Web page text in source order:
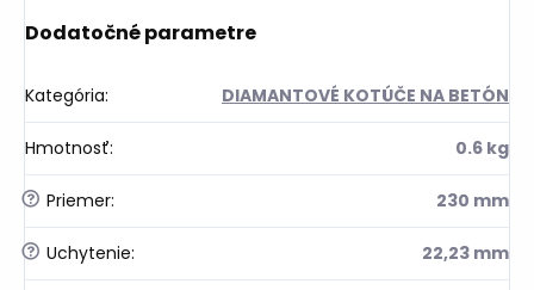
Dodatočné parametre
Kategória: DIAMANTOVÉ KOTÚČE NA BETÓN
Hmotnosť: 0.6 kg
? Priemer: 230 mm
? Uchytenie: 22,23 mm